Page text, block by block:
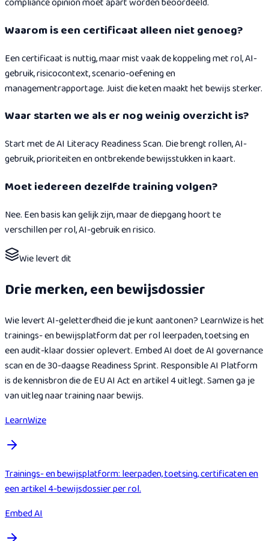
Waarom is een certificaat alleen niet genoeg?
Een certificaat is nuttig, maar mist vaak de koppeling met rol, AI-
gebruik, risicocontext, scenario-oefening en
managementrapportage. Juist die keten maakt het bewijs sterker.
Waar starten we als er nog weinig overzicht is?
Start met de AI Literacy Readiness Scan. Die brengt rollen, AI-
gebruik, prioriteiten en ontbrekende bewijsstukken in kaart.
Moet iedereen dezelfde training volgen?
Nee. Een basis kan gelijk zijn, maar de diepgang hoort te
verschillen per rol, AI-gebruik en risico.
Wie levert dit
Drie merken, een bewijsdossier
Wie levert AI-geletterdheid die je kunt aantonen? LearnWize is het
trainings- en bewijsplatform dat per rol leerpaden, toetsing en
een audit-klaar dossier oplevert. Embed AI doet de AI governance
scan en de 30-daagse Readiness Sprint. Responsible AI Platform
is de kennisbron die de EU AI Act en artikel 4 uitlegt. Samen ga je
van uitleg naar training naar bewijs.
LearnWize
Trainings- en bewijsplatform: leerpaden, toetsing, certificaten en
een artikel 4-bewijsdossier per rol.
Embed AI